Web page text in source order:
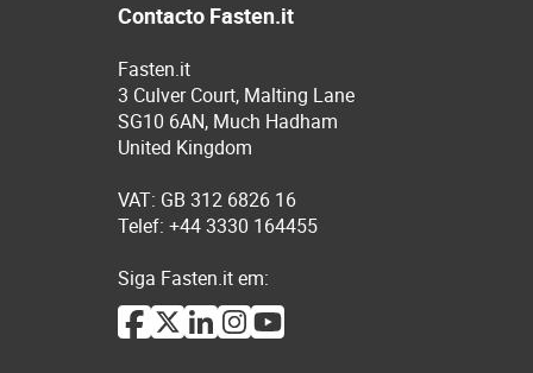
Contacto Fasten.it
Fasten.it
3 Culver Court, Malting Lane
SG10 6AN, Much Hadham
United Kingdom
VAT: GB 312 6826 16
Telef: +44 3330 164455
Siga Fasten.it em: